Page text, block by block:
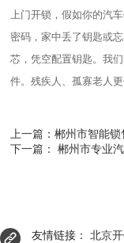
上门开锁，假如你的汽
密码，家中丢了钥匙或
芯，凭空配置钥匙。我
件。残疾人、孤寡老人
上一篇：郴州市智能
下一篇：郴州市专业
友情链接：北京